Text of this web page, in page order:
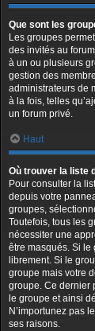
Que sont les
Les groupes
des invités au
à un ou plusieurs
gestion des
administrateurs de
à la fois, telles
un forum privé.
Haut
Où trouver la liste
Pour consulter la
depuis votre
groupes,
Toutefois, tous les
nécessiter une
être masqués. Si le
librement. Si le
groupe mais votre
groupe. Ce dernier
le groupe et ainsi
N’importunez pas
ses raisons.